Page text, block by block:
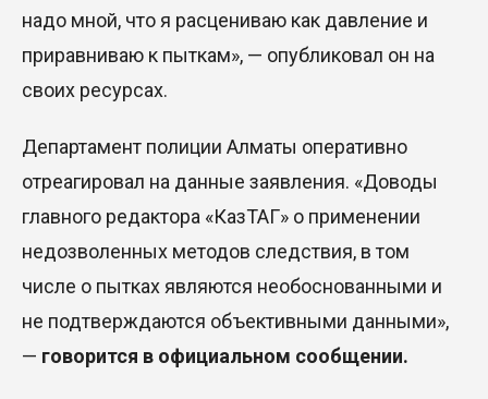
надо мной, что я расцениваю как давление и
приравниваю к пыткам», — опубликовал он на
своих ресурсах.
Департамент полиции Алматы оперативно
отреагировал на данные заявления. «Доводы
главного редактора «КазТАГ» о применении
недозволенных методов следствия, в том
числе о пытках являются необоснованными и
не подтверждаются объективными данными»,
— говорится в официальном сообщении.